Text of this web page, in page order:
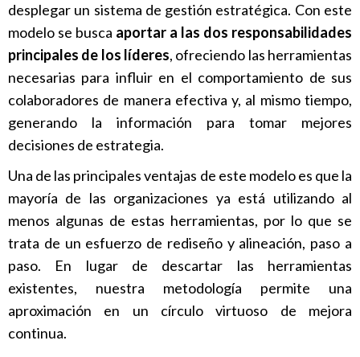
desplegar un sistema de gestión estratégica. Con este
modelo se busca aportar a las dos responsabilidades
principales de los líderes, ofreciendo las herramientas
necesarias para influir en el comportamiento de sus
colaboradores de manera efectiva y, al mismo tiempo,
generando la información para tomar mejores
decisiones de estrategia.
Una de las principales ventajas de este modelo es que la
mayoría de las organizaciones ya está utilizando al
menos algunas de estas herramientas, por lo que se
trata de un esfuerzo de rediseño y alineación, paso a
paso. En lugar de descartar las herramientas
existentes, nuestra metodología permite una
aproximación en un círculo virtuoso de mejora
continua.